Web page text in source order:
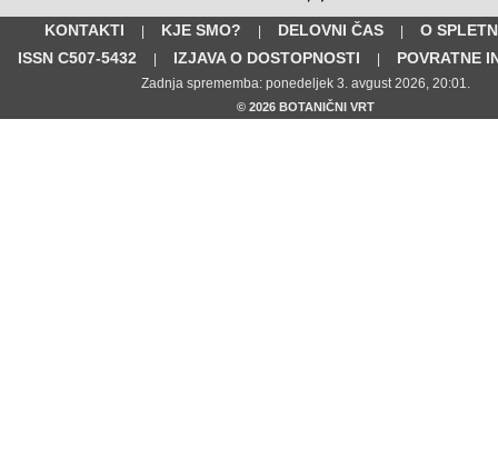
KONTAKTI | KJE SMO? | DELOVNI ČAS |
O
ISSN C507-5432
| IZJAVA O DOSTOPNOSTI | POVRATNE
Zadnja sprememba: ponedeljek 3. avgust 2026, 20:01.
© 2026 BOTANIČNI VRT